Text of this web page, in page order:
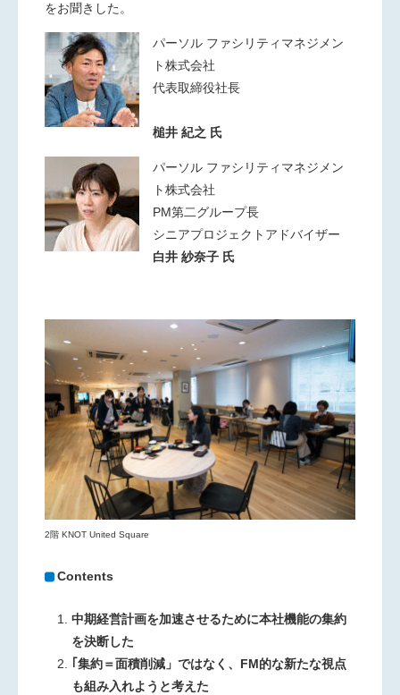
をお聞きした。
パーソル ファシリティマネジメン
ト株式会社
代表取締役社長
槌井 紀之 氏
パーソル ファシリティマネジメン
ト株式会社
PM第二グループ長
シニアプロジェクトアドバイザー
白井 紗奈子 氏
2階 KNOT United Square
Contents
中期経営計画を加速させるために本社機能の集約
を決断した
｢集約＝面積削減」ではなく、FM的な新たな視点
も組み入れようと考えた